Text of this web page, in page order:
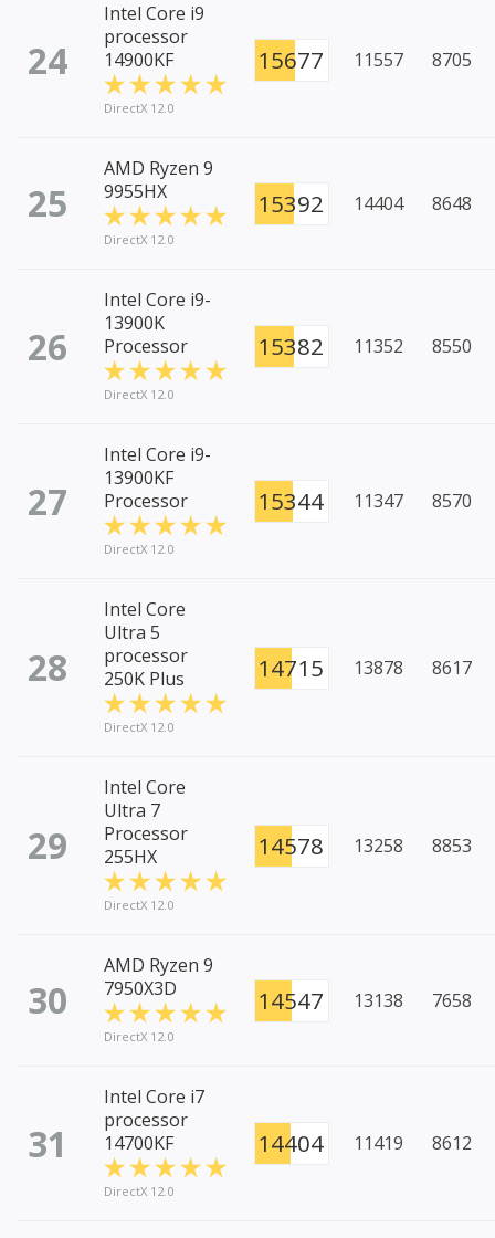
24
Intel Core i9
processor
14900KF
DirectX 12.0
15677 11557 8705
25
AMD Ryzen 9
9955HX
DirectX 12.0
15392 14404 8648
26
Intel Core i9-
13900K
Processor
DirectX 12.0
15382 11352 8550
27
Intel Core i9-
13900KF
Processor
DirectX 12.0
15344 11347 8570
28
Intel Core
Ultra 5
processor
250K Plus
DirectX 12.0
14715 13878 8617
29
Intel Core
Ultra 7
Processor
255HX
DirectX 12.0
14578 13258 8853
30
AMD Ryzen 9
7950X3D
DirectX 12.0
14547 13138 7658
31
Intel Core i7
processor
14700KF
DirectX 12.0
14404 11419 8612